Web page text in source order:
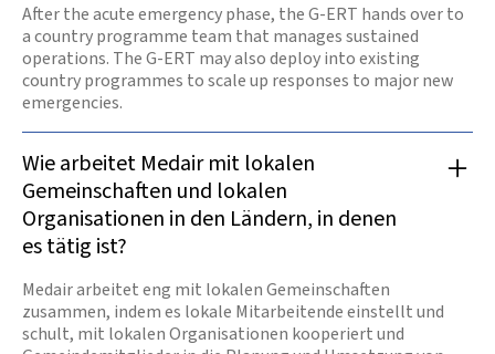
After the acute emergency phase, the G-ERT hands over to
a country programme team that manages sustained
operations. The G-ERT may also deploy into existing
country programmes to scale up responses to major new
emergencies.
Wie arbeitet Medair mit lokalen
Gemeinschaften und lokalen
Organisationen in den Ländern, in denen
es tätig ist?
Medair arbeitet eng mit lokalen Gemeinschaften
zusammen, indem es lokale Mitarbeitende einstellt und
schult, mit lokalen Organisationen kooperiert und